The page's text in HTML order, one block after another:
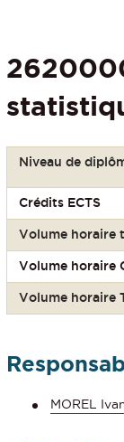
Niveau de
Crédits ECTS
Volume horaire
Volume horaire
Volume horaire
MOREL